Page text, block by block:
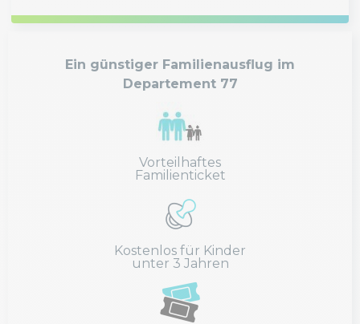
Ein günstiger Familienausflug im
Departement 77
Vorteilhaftes
Familienticket
Kostenlos für Kinder
unter 3 Jahren